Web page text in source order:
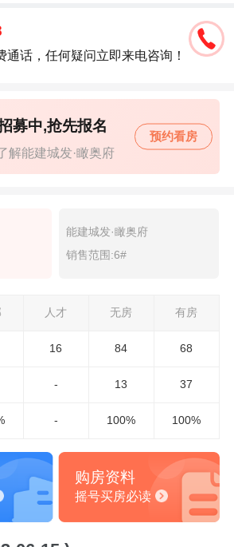
通话，任何疑问立即来电咨询！
解能建城发·瞰奥府
募中,抢先报名
预约看房
能建城发·瞰奥府
销售范围:6#
人才 无房 有房
16 84 68
- 13 37
- 100% 100%
购房资料
摇号买房必读